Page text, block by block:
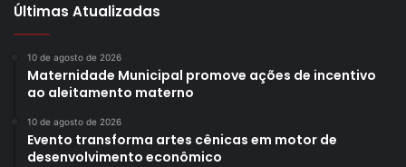
Últimas Atualizadas
10 de agosto de 2026
Maternidade Municipal promove ações de incentivo
ao aleitamento materno
10 de agosto de 2026
Evento transforma artes cênicas em motor de
desenvolvimento econômico